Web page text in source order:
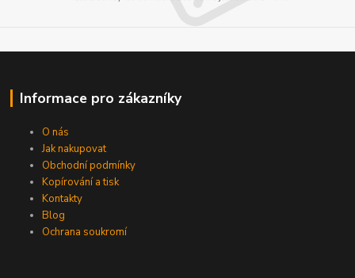
Informace pro zákazníky
O nás
Jak nakupovat
Obchodní podmínky
Kopírování a tisk
Kontakty
Blog
Ochrana soukromí